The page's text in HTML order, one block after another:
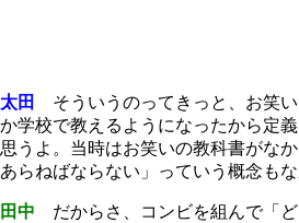
太田
そういうのってきっと、お笑
か学校で教えるようになったから定
思うよ。当時はお笑いの教科書がな
あらねばならない」っていう概念もな
田中 だからさ、コンビを組んで「